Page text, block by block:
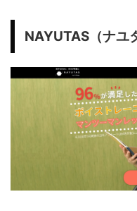
NAYUTAS（ナユ